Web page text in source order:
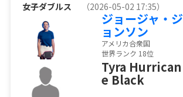
女子ダブルス （2026-05-02 17:35）
ジョージャ・ジ
ョンソン
アメリカ合衆国
世界ランク 18位
Tyra Hurrican
e Black